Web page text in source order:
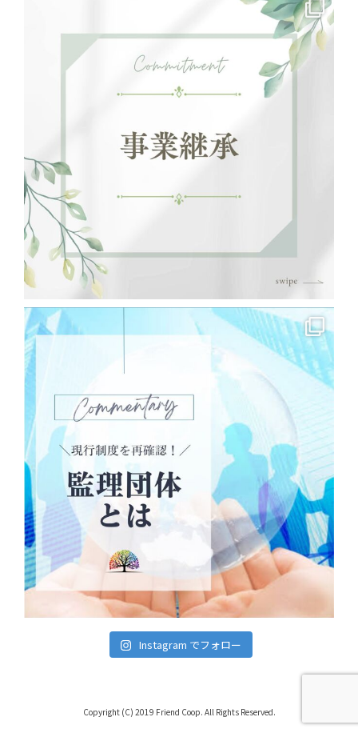
Instagram でフォロー
Copyright (C) 2019 Friend Coop. All Rights Reserved.